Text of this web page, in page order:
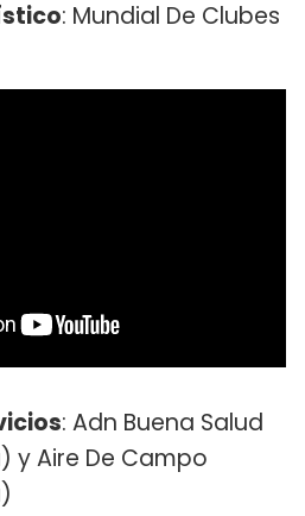
: Mundial De Clubes
: Adn Buena Salud
y Aire De Campo